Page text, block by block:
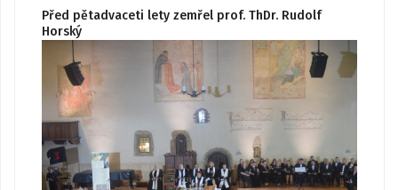
Před pětadvaceti lety zemřel prof. ThDr. Rudolf
Horský